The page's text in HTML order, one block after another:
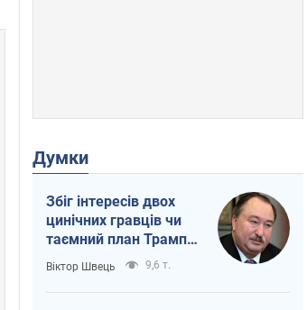
Думки
Збіг інтересів двох
цинічних гравців чи
таємний план Трампа
і Путіна?
Віктор Швець 9,6 т.